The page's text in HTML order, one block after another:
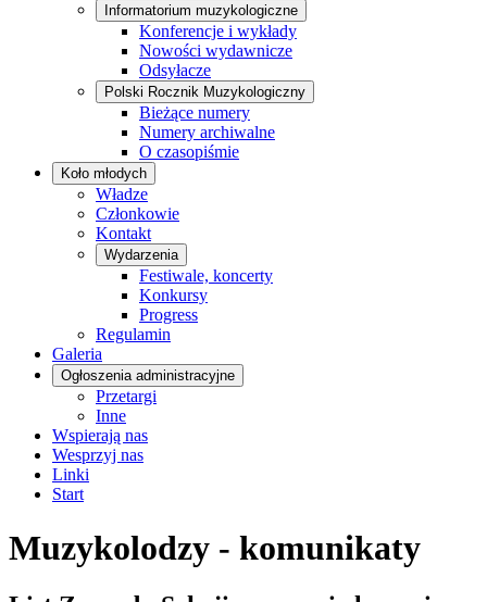
Informatorium muzykologiczne
Konferencje i wykłady
Nowości wydawnicze
Odsyłacze
Polski Rocznik Muzykologiczny
Bieżące numery
Numery archiwalne
O czasopiśmie
Koło młodych
Władze
Członkowie
Kontakt
Wydarzenia
Festiwale, koncerty
Konkursy
Progress
Regulamin
Galeria
Ogłoszenia administracyjne
Przetargi
Inne
Wspierają nas
Wesprzyj nas
Linki
Start
Muzykolodzy - komunikaty